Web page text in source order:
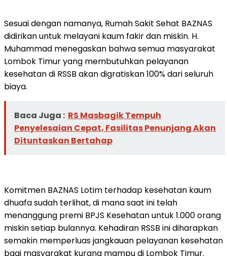
Sesuai dengan namanya, Rumah Sakit Sehat BAZNAS
didirikan untuk melayani kaum fakir dan miskin. H.
Muhammad menegaskan bahwa semua masyarakat
Lombok Timur yang membutuhkan pelayanan
kesehatan di RSSB akan digratiskan 100% dari seluruh
biaya.
Baca Juga : RS Masbagik Tempuh
Penyelesaian Cepat, Fasilitas Penunjang Akan
Dituntaskan Bertahap
Komitmen BAZNAS Lotim terhadap kesehatan kaum
dhuafa sudah terlihat, di mana saat ini telah
menanggung premi BPJS Kesehatan untuk 1.000 orang
miskin setiap bulannya. Kehadiran RSSB ini diharapkan
semakin memperluas jangkauan pelayanan kesehatan
bagi masyarakat kurang mampu di Lombok Timur.